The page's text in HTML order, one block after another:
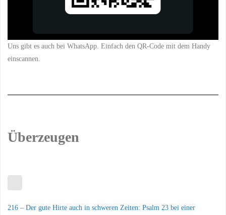
Uns gibt es auch bei WhatsApp. Einfach den QR-Code mit dem Handy
einscannen.
Überzeugen
216 – Der gute Hirte auch in schweren Zeiten: Psalm 23 bei einer